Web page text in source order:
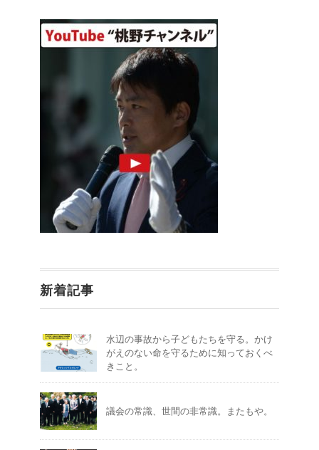
新着記事
水辺の事故から子どもたちを守る。かけ
がえのない命を守るために知っておくべ
きこと。
議会の常識、世間の非常識。またもや。